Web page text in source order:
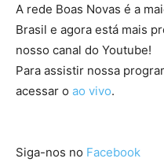
A rede Boas Novas é a
Brasil e agora está mais
nosso canal do Youtube!
Para assistir nossa
acessar o ao vivo.
Siga-nos no Facebook